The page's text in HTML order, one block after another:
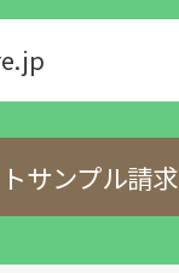
サンプル請求